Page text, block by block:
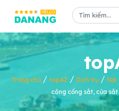
Trang chủ / topAZ / Dịch Vụ / Nội
công cổng sắt, cửa